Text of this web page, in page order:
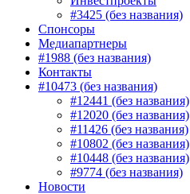
#3425 (без названия)
Спонсоры
Медиапартнеры
#1988 (без названия)
Контакты
#10473 (без названия)
#12441 (без названия)
#12020 (без названия)
#11426 (без названия)
#10802 (без названия)
#10448 (без названия)
#9774 (без названия)
Новости